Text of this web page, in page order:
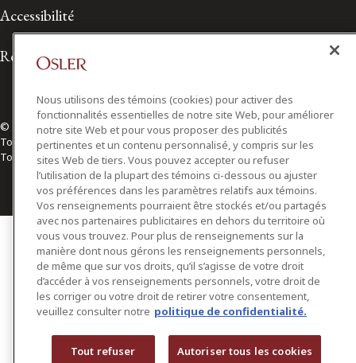
Accessibilité
Relations avec les médias
© 2026 Osler, Hoskin & Harcourt S.E.N.C.R.L./s.r.l.
Tous droits réservés
Toronto | Montréal | Calgary | Vancouver | Ottawa | New York
Nous utilisons des témoins (cookies) pour activer des
fonctionnalités essentielles de notre site Web, pour améliorer
notre site Web et pour vous proposer des publicités
pertinentes et un contenu personnalisé, y compris sur les
sites Web de tiers. Vous pouvez accepter ou refuser
l’utilisation de la plupart des témoins ci-dessous ou ajuster
vos préférences dans les paramètres relatifs aux témoins.
Vos renseignements pourraient être stockés et/ou partagés
avec nos partenaires publicitaires en dehors du territoire où
vous vous trouvez. Pour plus de renseignements sur la
manière dont nous gérons les renseignements personnels,
de même que sur vos droits, qu’il s’agisse de votre droit
d’accéder à vos renseignements personnels, votre droit de
les corriger ou votre droit de retirer votre consentement,
veuillez consulter notre politique de confidentialité.
Tout refuser Autoriser tous les cookies